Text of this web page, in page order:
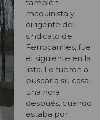
también
maquinista y
dirigente del
sindicato de
Ferrocarriles, fue
el siguiente en la
lista. Lo fueron a
buscar a su casa
una hora
después, cuando
estaba por